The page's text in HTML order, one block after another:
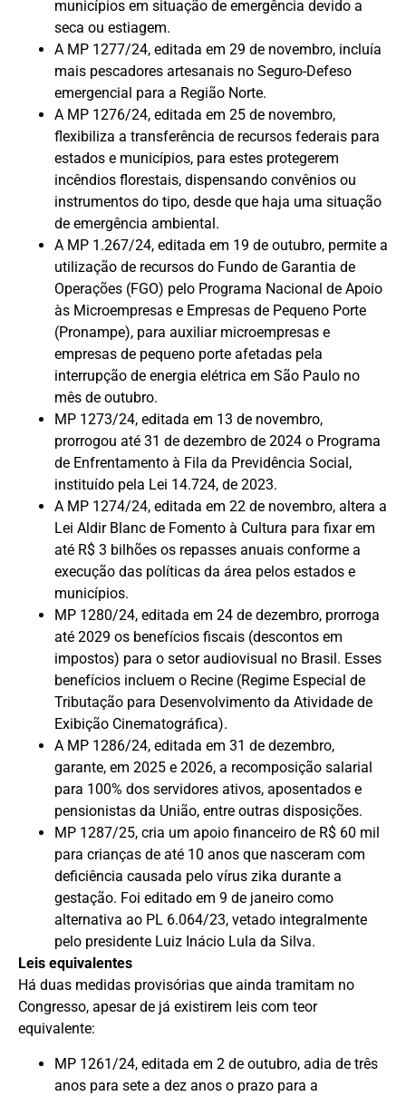
municípios em situação de emergência devido a
seca ou estiagem.
A MP 1277/24, editada em 29 de novembro, incluía
mais pescadores artesanais no Seguro-Defeso
emergencial para a Região Norte.
A MP 1276/24, editada em 25 de novembro,
flexibiliza a transferência de recursos federais para
estados e municípios, para estes protegerem
incêndios florestais, dispensando convênios ou
instrumentos do tipo, desde que haja uma situação
de emergência ambiental.
A MP 1.267/24, editada em 19 de outubro, permite a
utilização de recursos do Fundo de Garantia de
Operações (FGO) pelo Programa Nacional de Apoio
às Microempresas e Empresas de Pequeno Porte
(Pronampe), para auxiliar microempresas e
empresas de pequeno porte afetadas pela
interrupção de energia elétrica em São Paulo no
mês de outubro.
MP 1273/24, editada em 13 de novembro,
prorrogou até 31 de dezembro de 2024 o Programa
de Enfrentamento à Fila da Previdência Social,
instituído pela Lei 14.724, de 2023.
A MP 1274/24, editada em 22 de novembro, altera a
Lei Aldir Blanc de Fomento à Cultura para fixar em
até R$ 3 bilhões os repasses anuais conforme a
execução das políticas da área pelos estados e
municípios.
MP 1280/24, editada em 24 de dezembro, prorroga
até 2029 os benefícios fiscais (descontos em
impostos) para o setor audiovisual no Brasil. Esses
benefícios incluem o Recine (Regime Especial de
Tributação para Desenvolvimento da Atividade de
Exibição Cinematográfica).
A MP 1286/24, editada em 31 de dezembro,
garante, em 2025 e 2026, a recomposição salarial
para 100% dos servidores ativos, aposentados e
pensionistas da União, entre outras disposições.
MP 1287/25, cria um apoio financeiro de R$ 60 mil
para crianças de até 10 anos que nasceram com
deficiência causada pelo vírus zika durante a
gestação. Foi editado em 9 de janeiro como
alternativa ao PL 6.064/23, vetado integralmente
pelo presidente Luiz Inácio Lula da Silva.
Leis equivalentes
Há duas medidas provisórias que ainda tramitam no
Congresso, apesar de já existirem leis com teor
equivalente:
MP 1261/24, editada em 2 de outubro, adia de três
anos para sete a dez anos o prazo para a